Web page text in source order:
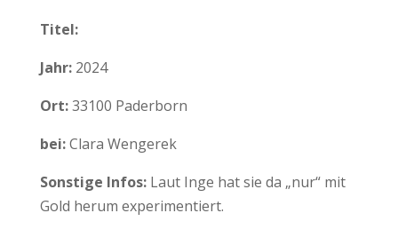
Titel:
Jahr: 2024
Ort:33100 Paderborn
bei:Clara Wengerek
Sonstige Infos: Laut Inge hat sie da „nur“ mit
Gold herum experimentiert.